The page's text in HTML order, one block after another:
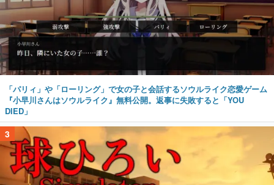
「パリィ」や「ローリング」で女の子と会話するソウルライク恋愛ゲーム
『小早川さんはソウルライク』無料公開。返事に失敗すると「YOU
DIED」
3